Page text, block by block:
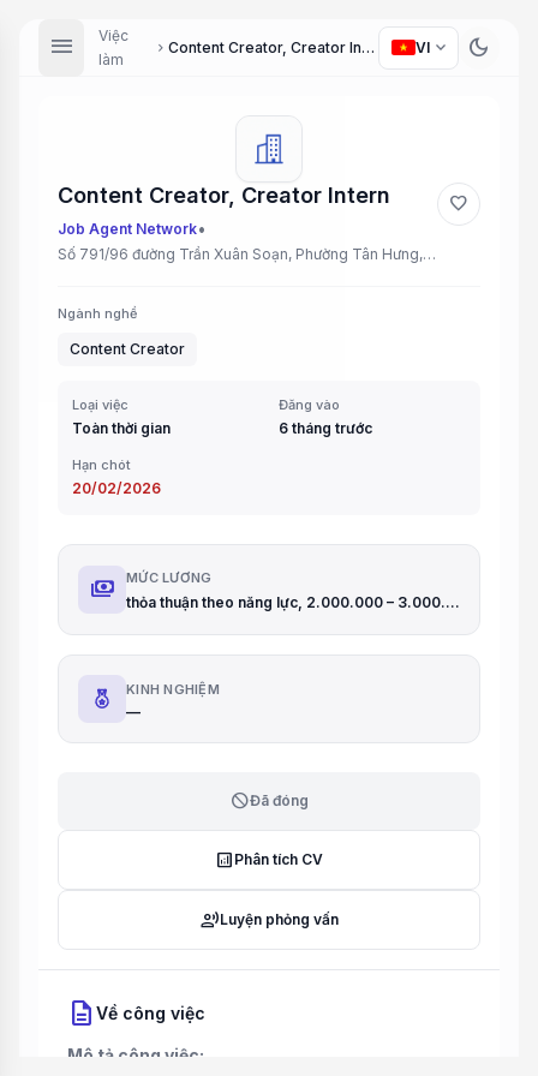
menu
Việc
làm
chevron_right Content Creator, Creator Intern VI expand_more dark_mode
Content Creator, Creator Intern
Job Agent Network•
Số 791/96 đường Trần Xuân Soạn, Phường Tân Hưng, Quận 7, Tp. HCM
favorite
Ngành nghề
Content Creator
Loại việc
Toàn thời gian
Đăng vào
6 tháng trước
Hạn chót
20/02/2026
payments MỨC LƯƠNG
thỏa thuận theo năng lực, 2.000.000 – 3.000.000/Tháng tùy theo năng lực
KINH NGHIỆM
—
blockĐã đóng
analytics Phân tích CV
record_voice_overLuyện phỏng vấn
description Về công việc
Mô tả công việc: